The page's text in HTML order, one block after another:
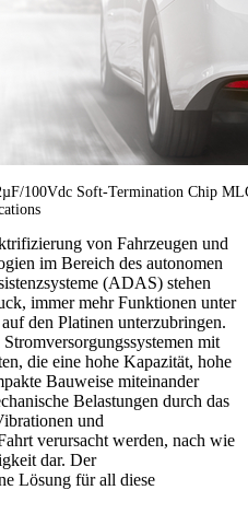
100Vdc Soft-Termination Chip
von Fahrzeugen und
im Bereich des autonomen
(ADAS) stehen
immer mehr Funktionen unter
den Platinen unterzubringen.
mit
die eine hohe Kapazität, hohe
Bauweise miteinander
Belastungen durch das
und
verursacht werden, nach wie
dar. Der
Lösung für all diese